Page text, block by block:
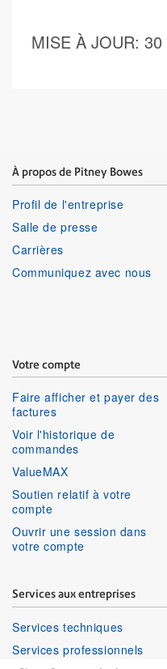
MISE À JOUR: 30
À propos de Pitney Bowes
Profil de l'entreprise
Salle de presse
Carrières
Communiquez avec nous
Votre compte
Faire afficher et payer des
factures
Voir l'historique de
commandes
ValueMAX
Soutien relatif à votre
compte
Ouvrir une session dans
votre compte
Services aux entreprises
Services techniques
Services professionnels